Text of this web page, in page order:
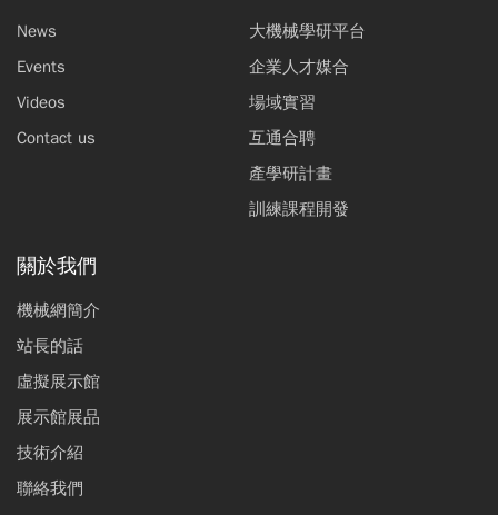
News
Events
Videos
Contact us
大機械學研平台
企業人才媒合
場域實習
互通合聘
產學研計畫
訓練課程開發
關於我們
機械網簡介
站長的話
虛擬展示館
展示館展品
技術介紹
聯絡我們